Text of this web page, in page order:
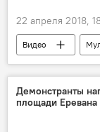
22 апреля 2018,
Видео
Пашинян Никол
протесты
движение
Демонстранты
площади Еревана